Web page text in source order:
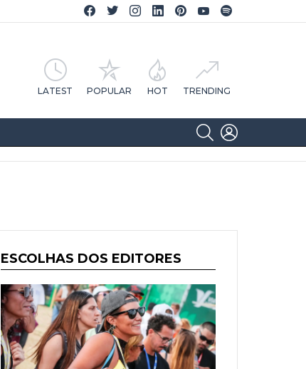
Facebook CA Notícias
Twitter CA Notícias
Instagram CA Notícias
Linkedin CA Notícias
Pinterest CA Notícias
YouTube CA Notícias
LATEST POPULAR HOT TRENDING
SEARCH
ESCOLHAS DOS EDITORES